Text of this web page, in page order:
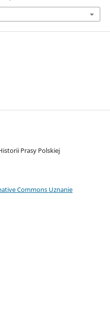
Prasy Polskiej
Commons Uznanie